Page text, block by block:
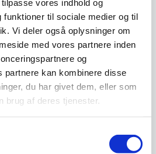
vores indhold og
funktioner til sociale medier og til
Vi deler også oplysninger om
med vores partnere inden
og
partnere kan kombinere disse
du har givet dem, eller som
brug af deres tjenester.
populære hammerbræt formet
som et pindsvin -…
249,00 DKK
Den
oprindelige
pris
173,75 DKK
Den
SPAR 30%